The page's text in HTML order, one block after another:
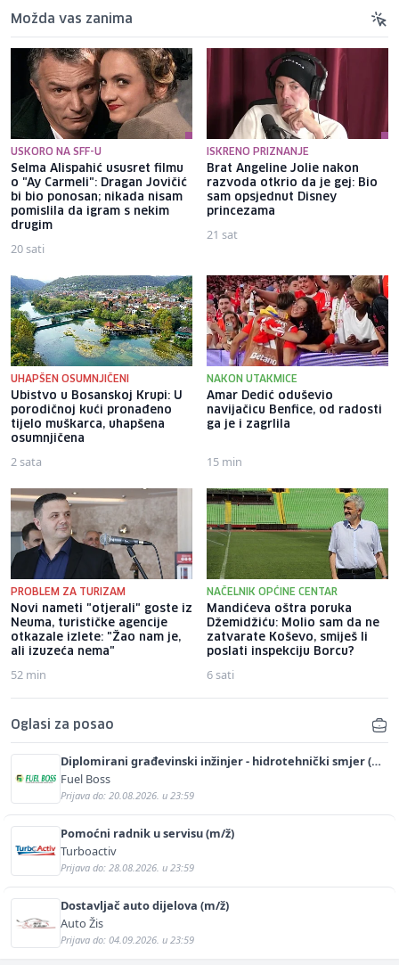
Možda vas zanima
USKORO NA SFF-U
Selma Alispahić ususret filmu
o "Ay Carmeli": Dragan Jovičić
bi bio ponosan; nikada nisam
pomislila da igram s nekim
drugim
20 sati
ISKRENO PRIZNANJE
Brat Angeline Jolie nakon
razvoda otkrio da je gej: Bio
sam opsjednut Disney
princezama
21 sat
UHAPŠEN OSUMNJIČENI
Ubistvo u Bosanskoj Krupi: U
porodičnoj kući pronađeno
tijelo muškarca, uhapšena
osumnjičena
2 sata
NAKON UTAKMICE
Amar Dedić oduševio
navijačicu Benfice, od radosti
ga je i zagrlila
15 min
PROBLEM ZA TURIZAM
Novi nameti "otjerali" goste iz
Neuma, turističke agencije
otkazale izlete: "Žao nam je,
ali izuzeća nema"
52 min
NAČELNIK OPĆINE CENTAR
Mandićeva oštra poruka
Džemidžiću: Molio sam da ne
zatvarate Koševo, smiješ li
poslati inspekciju Borcu?
6 sati
Oglasi za posao
Diplomirani građevinski inžinjer - hidrotehnički smjer (m/
ž)
Fuel Boss
Prijava do: 20.08.2026. u 23:59
Pomoćni radnik u servisu (m/ž)
Turboactiv
Prijava do: 28.08.2026. u 23:59
Dostavljač auto dijelova (m/ž)
Auto Žis
Prijava do: 04.09.2026. u 23:59